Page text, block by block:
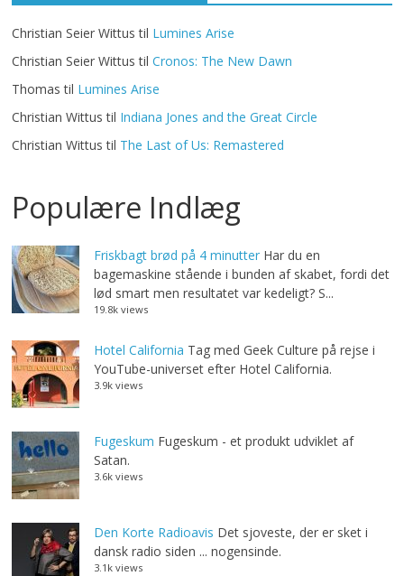
Christian Seier Wittus til Lumines Arise
Christian Seier Wittus tilCronos: The New Dawn
Thomas til Lumines Arise
Christian Wittus til Indiana Jones and the Great Circle
Christian Wittus til The Last of Us: Remastered
Populære Indlæg
Friskbagt brød på 4 minutter Har du en
bagemaskine stående i bunden af skabet, fordi det
lød smart men resultatet var kedeligt? S...
19.8k views
Hotel California Tag med Geek Culture på rejse i
YouTube-universet efter Hotel California.
3.9k views
Fugeskum Fugeskum - et produkt udviklet af
Satan.
3.6k views
Den Korte Radioavis Det sjoveste, der er sket i
dansk radio siden ... nogensinde.
3.1k views